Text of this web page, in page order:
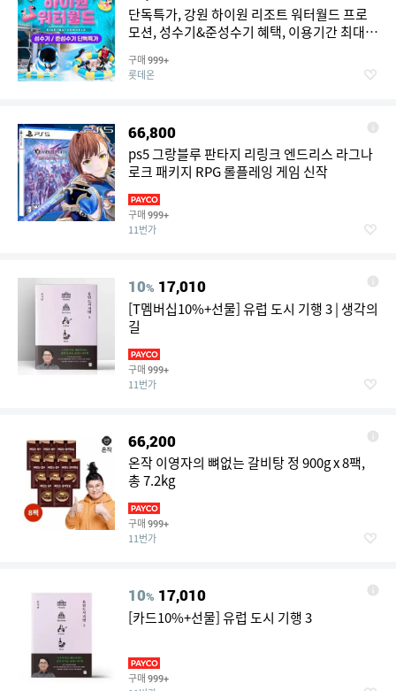
단독특가, 강원 하이원 리조트 워터월드 프로
모션, 성수기&준성수기 혜택, 이용기간 최대
구매 999+
롯데온
66,800
ps5 그랑블루 판타지 리링크 엔드리스 라그나
로크 패키지 RPG 롤플레잉 게임 신작
구매 999+
11번가
10% 17,010
[T멤버십10%+선물] 유럽 도시 기행 3 | 생각의
길
구매 999+
11번가
66,200
온작 이영자의 뼈없는 갈비탕 정 900g x 8팩,
총 7.2kg
구매 999+
11번가
10% 17,010
[카드10%+선물] 유럽 도시 기행 3
구매 999+